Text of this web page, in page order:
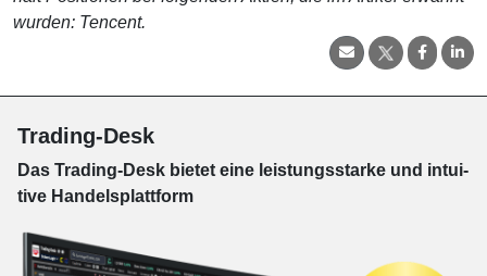
wurden: Tencent.
Trading-Desk
Das Trading-Desk bie­tet eine leis­tungs­star­ke und in­tui­
tive Han­dels­platt­form